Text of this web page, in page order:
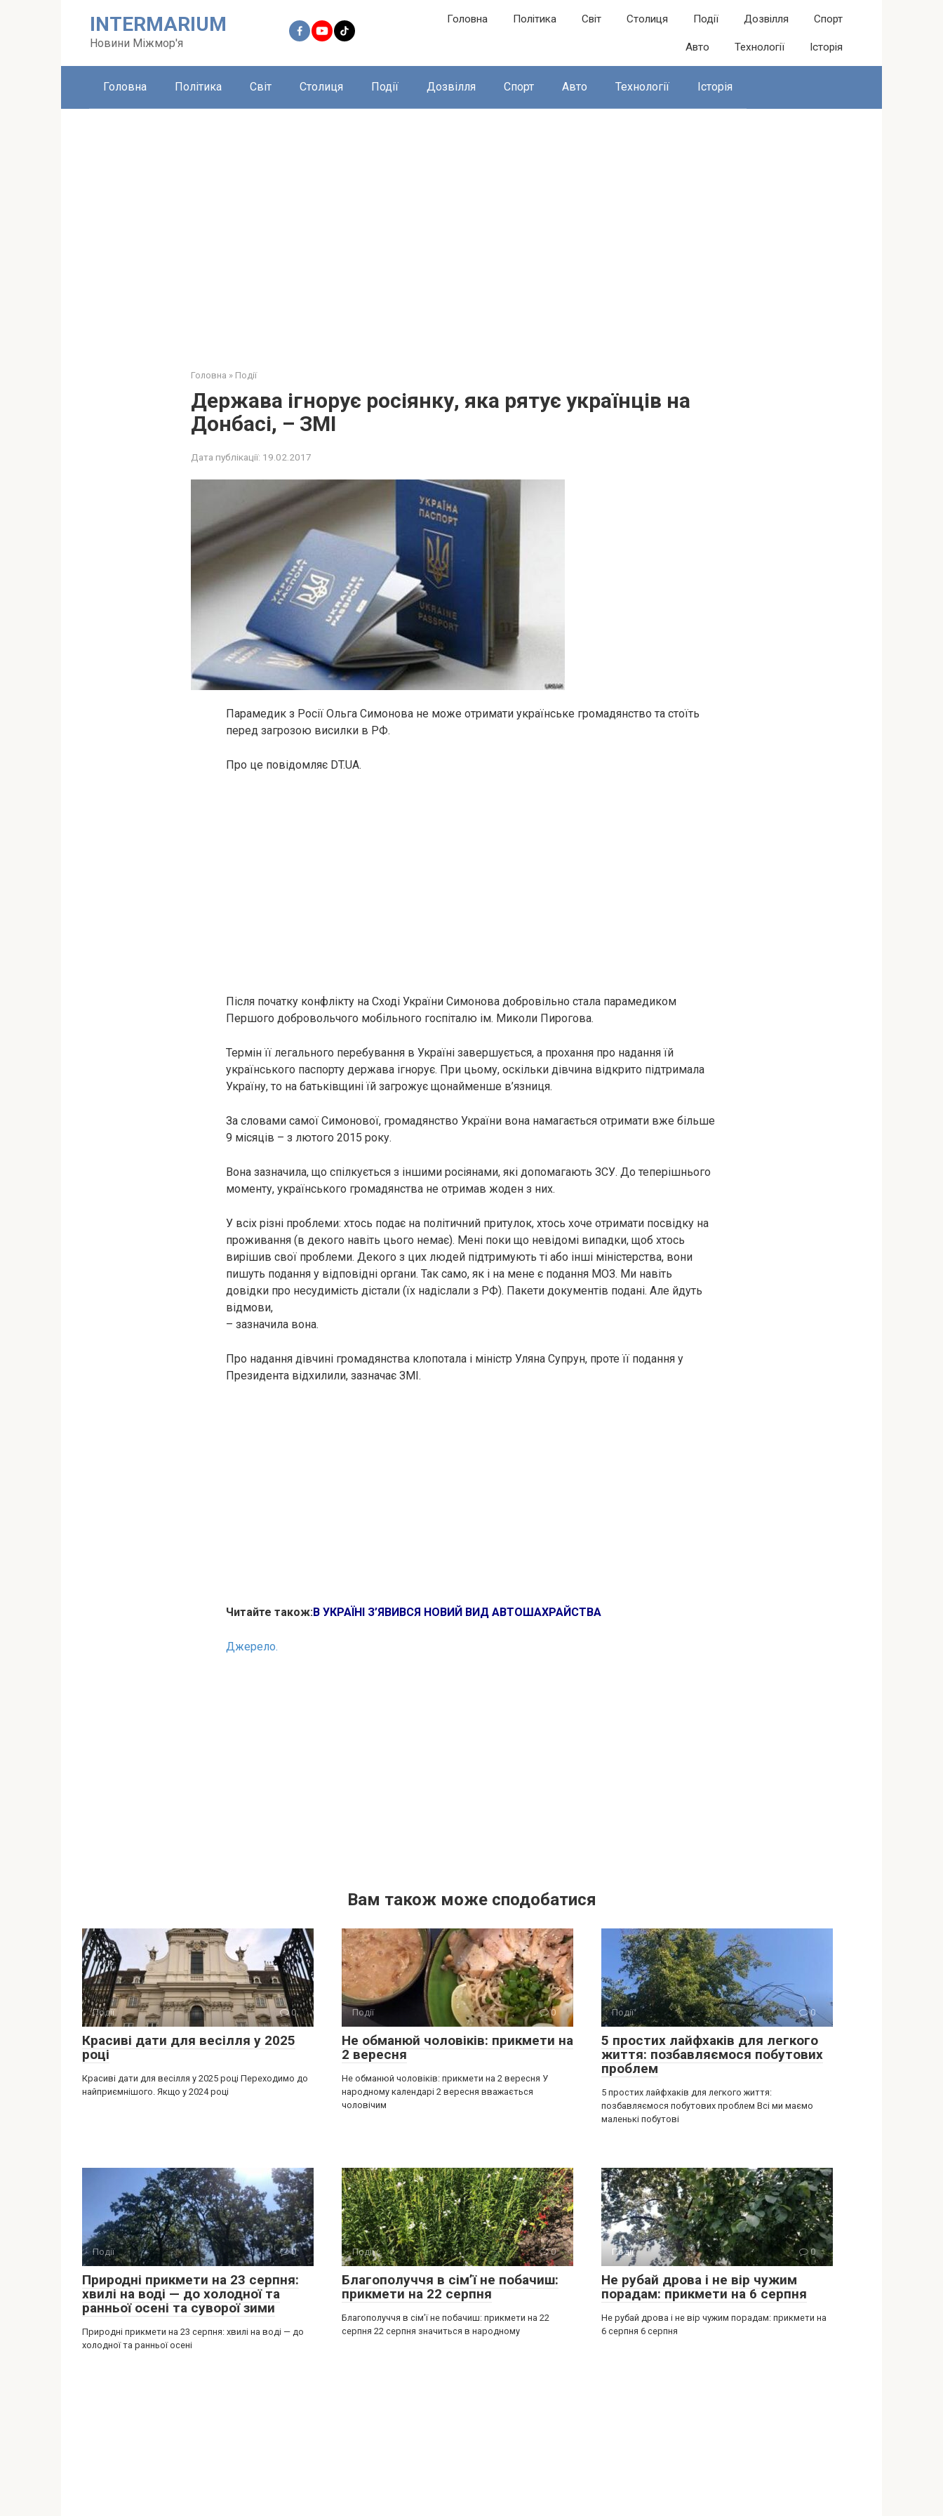
INTERMARIUM
Новини Міжмор'я
Головна Політика Світ Столиця Події Дозвілля Спорт
Авто Технології Історія
Головна Політика Світ Столиця Події Дозвілля Спорт Авто Технології Історія
Головна » Події
Держава ігнорує росіянку, яка рятує українців на
Донбасі, – ЗМІ
Дата публікації: 19.02.2017
Парамедик з Росії Ольга Симонова не може отримати українське громадянство та стоїть
перед загрозою висилки в РФ.
Про це повідомляє DT.UA.
Після початку конфлікту на Сході України Симонова добровільно стала парамедиком
Першого добровольчого мобільного госпіталю ім. Миколи Пирогова.
Термін її легального перебування в Україні завершується, а прохання про надання їй
українського паспорту держава ігнорує. При цьому, оскільки дівчина відкрито підтримала
Україну, то на батьківщині їй загрожує щонайменше в’язниця.
За словами самої Симонової, громадянство України вона намагається отримати вже більше
9 місяців – з лютого 2015 року.
Вона зазначила, що спілкується з іншими росіянами, які допомагають ЗСУ. До теперішнього
моменту, українського громадянства не отримав жоден з них.
У всіх різні проблеми: хтось подає на політичний притулок, хтось хоче отримати посвідку на
проживання (в декого навіть цього немає). Мені поки що невідомі випадки, щоб хтось
вирішив свої проблеми. Декого з цих людей підтримують ті або інші міністерства, вони
пишуть подання у відповідні органи. Так само, як і на мене є подання МОЗ. Ми навіть
довідки про несудимість дістали (їх надіслали з РФ). Пакети документів подані. Але йдуть
відмови,
– зазначила вона.
Про надання дівчині громадянства клопотала і міністр Уляна Супрун, проте її подання у
Президента відхилили, зазначає ЗМІ.
Читайте також:В УКРАЇНІ З’ЯВИВСЯ НОВИЙ ВИД АВТОШАХРАЙСТВА
Джерело.
Вам також може сподобатися
Події 0
Красиві дати для весілля у 2025
році
Красиві дати для весілля у 2025 році Переходимо до
найприємнішого. Якщо у 2024 році
Події 0
Не обманюй чоловіків: прикмети на
2 вересня
Не обманюй чоловіків: прикмети на 2 вересня У
народному календарі 2 вересня вважається
чоловічим
Події 0
5 простих лайфхаків для легкого
життя: позбавляємося побутових
проблем
5 простих лайфхаків для легкого життя:
позбавляємося побутових проблем Всі ми маємо
маленькі побутові
Події 0
Природні прикмети на 23 серпня:
хвилі на воді — до холодної та
ранньої осені та суворої зими
Природні прикмети на 23 серпня: хвилі на воді — до
холодної та ранньої осені
Події 0
Благополуччя в сім’ї не побачиш:
прикмети на 22 серпня
Благополуччя в сім’ї не побачиш: прикмети на 22
серпня 22 серпня значиться в народному
Події 0
Не рубай дрова і не вір чужим
порадам: прикмети на 6 серпня
Не рубай дрова і не вір чужим порадам: прикмети на
6 серпня 6 серпня